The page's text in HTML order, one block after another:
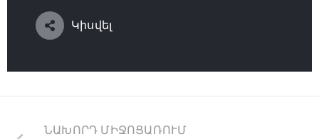
Կիսվել
ՆԱԽՈՐԴ ՄԻՋՈՑԱՌՈՒՄ